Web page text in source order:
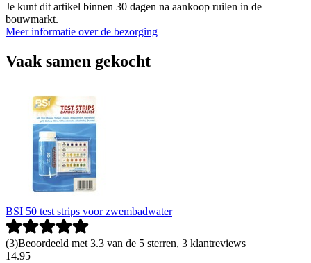
Je kunt dit artikel binnen 30 dagen na aankoop ruilen in de
bouwmarkt.
Meer informatie over de bezorging
Vaak samen gekocht
BSI 50 test strips voor zwembadwater
(3)Beoordeeld met 3.3 van de 5 sterren, 3 klantreviews
14.95